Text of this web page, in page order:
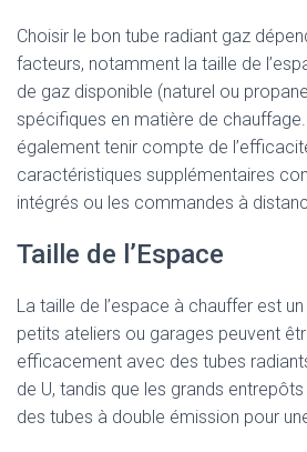
Choisir le bon tube radiant gaz
facteurs, notamment la taille de
de gaz disponible (naturel ou
spécifiques en matière de
également tenir compte de
caractéristiques supplémentaires
intégrés ou les commandes à
Taille de l’Espace
La taille de l’espace à chauffer est
petits ateliers ou garages peuvent
efficacement avec des tubes
de U, tandis que les grands
des tubes à double émission pour